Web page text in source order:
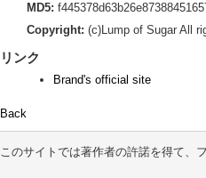
MD5:
Copyright: (c)Lump of Sugar All
リンク
Brand's official site
Back
このサイトでは著作者の許諾を得て、